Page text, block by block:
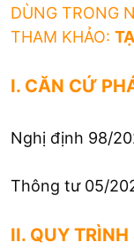
DÙNG TRONG
THAM KHẢO:
I. CĂN CỨ
Nghị định 98/
Thông tư 05/
II. QUY